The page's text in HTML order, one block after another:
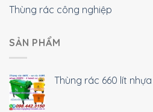
Thùng rác công nghiệp
SẢN PHẨM
Thùng rác 660 lít nhựa